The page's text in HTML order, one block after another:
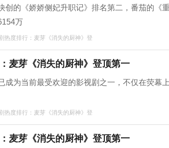
创的《娇娇侧妃升职记》排名第二，番茄的《
万
热度排行：麦芽《消失的厨神》登
麦芽《消失的厨神》登顶第一
成为当前最受欢迎的影视剧之一，不仅在荧幕
热度排行：麦芽《消失的厨神》登
麦芽《消失的厨神》登顶第一